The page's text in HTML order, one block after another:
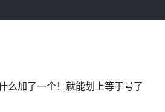
么加了一个！就能划上等于号了